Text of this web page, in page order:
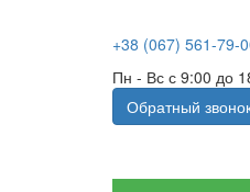
+38 (067) 561-79-
Пн - Вс с 9:00 до
Обратный